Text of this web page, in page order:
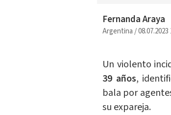
Fernanda Araya
Argentina/08.07.2023
Un violento
39 años,
bala por
su expareja.